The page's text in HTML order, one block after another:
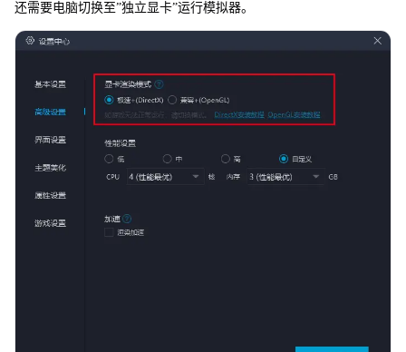
还需要电脑切换至”独立显卡”运行模拟器。